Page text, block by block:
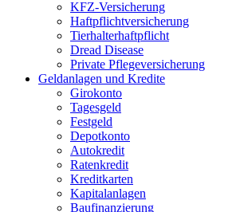
KFZ-Versicherung
Haftpflichtversicherung
Tierhalterhaftpflicht
Dread Disease
Private Pflegeversicherung
Geldanlagen und Kredite
Girokonto
Tagesgeld
Festgeld
Depotkonto
Autokredit
Ratenkredit
Kreditkarten
Kapitalanlagen
Baufinanzierung